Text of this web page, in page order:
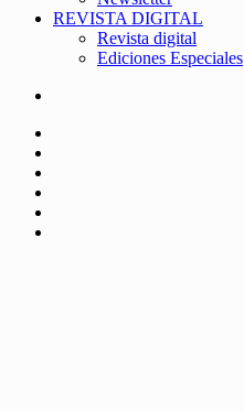
REVISTA DIGITAL
Revista digital
Ediciones Especiales